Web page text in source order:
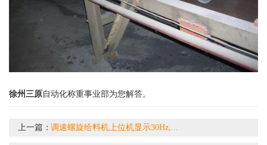
徐州三原自动化称重事业部为您解答。
上一篇：调速螺旋给料机上位机显示30Hz,...